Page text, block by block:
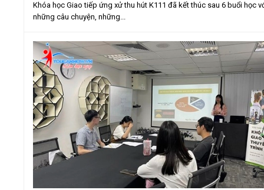
Khóa học Giao tiếp ứng xử thu hút K111 đã kết thúc sau 6 buổi học
những câu chuyện, những...